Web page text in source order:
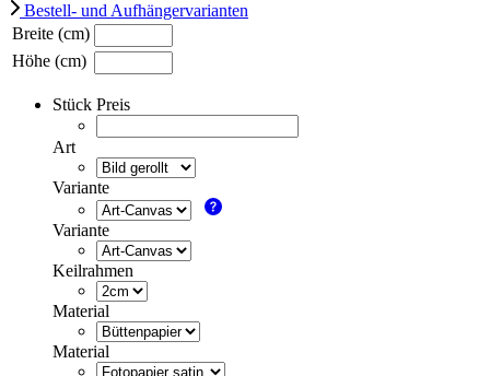
Bestell- und Aufhängervarianten
Breite (cm)
Höhe (cm)
Stück Preis
Art
Variante
Variante
Keilrahmen
Material
Material